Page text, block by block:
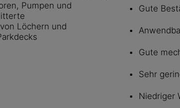
Pumpen und
Löchern und
Gute
Gute
Sehr
Niedriger